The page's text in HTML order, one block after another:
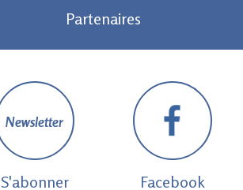
Partenaires
Newsletter
S'abonner Facebook